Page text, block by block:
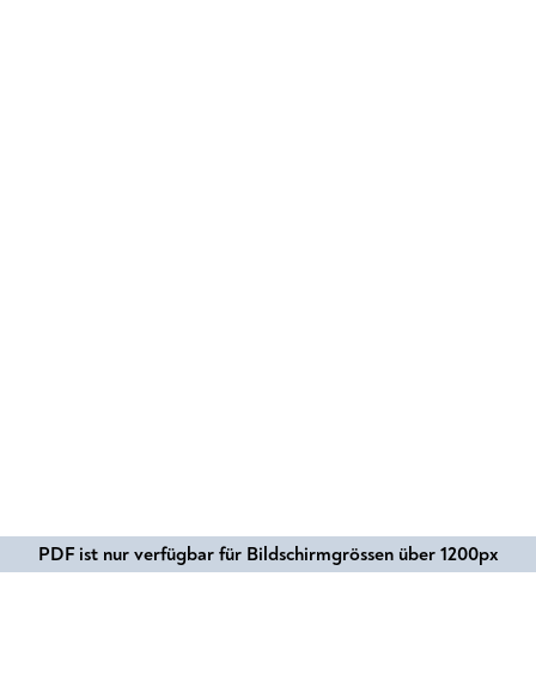
PDF ist nur verfügbar für Bildschirmgrössen über 1200px